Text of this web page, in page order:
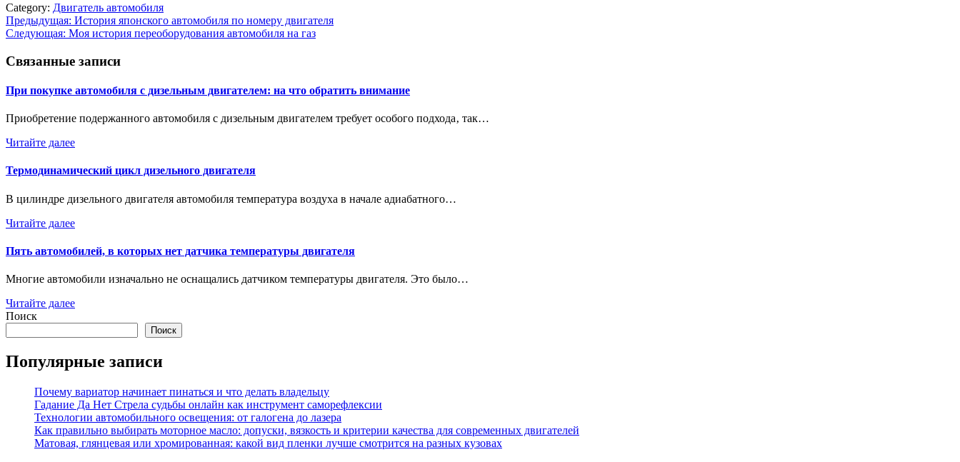
Category: Двигатель автомобиля
Навигация
по
записям
Предыдущая: История японского автомобиля по номеру двигателя
Следующая: Моя история переоборудования автомобиля на газ
Связанные записи
При покупке автомобиля с дизельным двигателем: на что обратить внимание
Приобретение подержанного автомобиля с дизельным двигателем требует особого подхода‚ так…
Читайте далее
Термодинамический цикл дизельного двигателя
В цилиндре дизельного двигателя автомобиля температура воздуха в начале адиабатного…
Читайте далее
Пять автомобилей, в которых нет датчика температуры двигателя
Многие автомобили изначально не оснащались датчиком температуры двигателя. Это было…
Читайте далее
Поиск
Поиск
Популярные записи
Почему вариатор начинает пинаться и что делать владельцу
Гадание Да Нет Стрела судьбы онлайн как инструмент саморефлексии
Технологии автомобильного освещения: от галогена до лазера
Как правильно выбирать моторное масло: допуски, вязкость и критерии качества для современных двигателей
Матовая, глянцевая или хромированная: какой вид пленки лучше смотрится на разных кузовах